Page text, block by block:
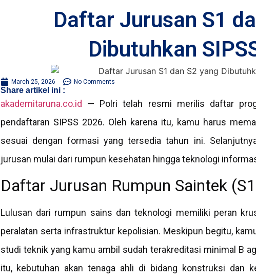
Daftar Jurusan S1
Dibutuhkan
March 25, 2026 No Comments
Share artikel ini :
akademitaruna.co.id — Polri telah resmi merilis daftar
pendaftaran SIPSS 2026. Oleh karena itu, kamu harus
sesuai dengan formasi yang tersedia tahun ini.
jurusan mulai dari rumpun kesehatan hingga teknologi
Daftar Jurusan Rumpun Saintek
Lulusan dari rumpun sains dan teknologi memiliki peran
peralatan serta infrastruktur kepolisian. Meskipun begitu,
studi teknik yang kamu ambil sudah terakreditasi minimal B
itu, kebutuhan akan tenaga ahli di bidang konstruksi dan